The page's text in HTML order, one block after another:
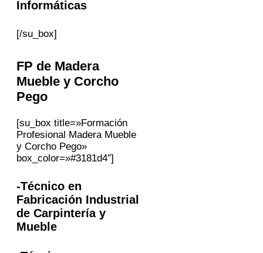
Informáticas
[/su_box]
FP de Madera
Mueble y Corcho
Pego
[su_box title=»Formación
Profesional Madera Mueble
y Corcho Pego»
box_color=»#3181d4″]
-Técnico en
Fabricación Industrial
de Carpintería y
Mueble